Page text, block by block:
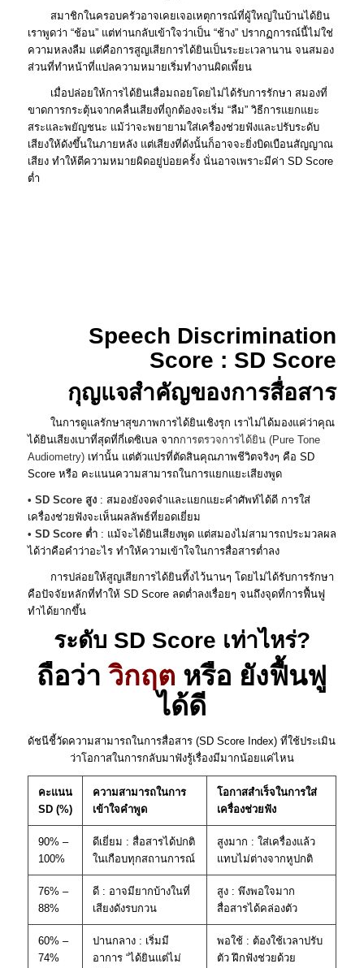
สมาชิกในครอบครัวอาจเคยเจอเหตุการณ์ที่ผู้ใหญ่ในบ้านได้ยิน
เราพูดว่า “ช้อน” แต่ท่านกลับเข้าใจว่าเป็น “ช้าง” ปรากฏการณ์นี้ไม่ใช่
ความหลงลืม แต่คือการสูญเสียการได้ยินเป็นระยะเวลานาน จนสมอง
ส่วนที่ทำหน้าที่แปลความหมายเริ่มทำงานผิดเพี้ยน
เมื่อปล่อยให้การได้ยินเสื่อมถอยโดยไม่ได้รับการรักษา สมองที่
ขาดการกระตุ้นจากคลื่นเสียงที่ถูกต้องจะเริ่ม “ลืม” วิธีการแยกแยะ
สระและพยัญชนะ แม้ว่าจะพยายามใส่เครื่องช่วยฟังและปรับระดับ
เสียงให้ดังขึ้นในภายหลัง แต่เสียงที่ดังนั้นก็อาจจะยิ่งบิดเบือนสัญญาณ
เสียง ทำให้ตีความหมายผิดอยู่บ่อยครั้ง นั่นอาจเพราะมีค่า SD Score
ต่ำ
Speech Discrimination
Score : SD Score
กุญแจสำคัญของการสื่อสาร
ในการดูแลรักษาสุขภาพการได้ยินเชิงรุก เราไม่ได้มองแค่ว่าคุณ
ได้ยินเสียงเบาที่สุดที่กี่เดซิเบล จากการตรวจการได้ยิน (Pure Tone
Audiometry)เท่านั้น แต่ตัวแปรที่ตัดสินคุณภาพชีวิตจริงๆ คือ SD
Score หรือ คะแนนความสามารถในการแยกแยะเสียงพูด
• SD Score สูง : สมองยังจดจำและแยกแยะคำศัพท์ได้ดี การใส่
เครื่องช่วยฟังจะเห็นผลลัพธ์ที่ยอดเยี่ยม
• SD Score ต่ำ: แม้จะได้ยินเสียงพูด แต่สมองไม่สามารถประมวลผล
ได้ว่าคือคำว่าอะไร ทำให้ความเข้าใจในการสื่อสารต่ำลง
การปล่อยให้สูญเสียการได้ยินทิ้งไว้นานๆ โดยไม่ได้รับการรักษา
คือปัจจัยหลักที่ทำให้ SD Score ลดต่ำลงเรื่อยๆ จนถึงจุดที่การฟื้นฟู
ทำได้ยากขึ้น
ระดับ SD Score เท่าไหร่?
ถือว่าวิกฤต หรือ ยังฟื้นฟู
ได้ดี
ดัชนีชี้วัดความสามารถในการสื่อสาร (SD Score Index) ที่ใช้ประเมิน
ว่าโอกาสในการกลับมาฟังรู้เรื่องมีมากน้อยแค่ไหน
คะแนน
SD (%)
ความสามารถในการ
เข้าใจคำพูด
โอกาสสำเร็จในการใส่
เครื่องช่วยฟัง
90% –
100%
ดีเยี่ยม : สื่อสารได้ปกติ
ในเกือบทุกสถานการณ์
สูงมาก : ใส่เครื่องแล้ว
แทบไม่ต่างจากหูปกติ
76% –
88%
ดี : อาจมียากบ้างในที่
เสียงดังรบกวน
สูง : พึงพอใจมาก
สื่อสารได้คล่องตัว
60% –
74%
ปานกลาง : เริ่มมี
อาการ “ได้ยินแต่ไม่
พอใช้ : ต้องใช้เวลาปรับ
ตัว ฝึกฟังช่วยด้วย